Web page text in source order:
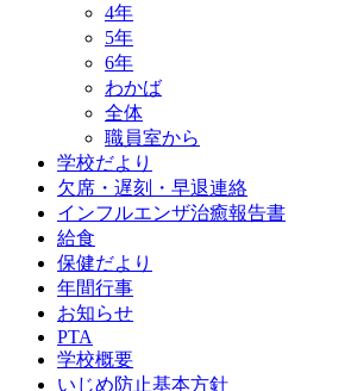
4年
5年
6年
わかば
全体
職員室から
学校だより
欠席・遅刻・早退連絡
インフルエンザ治癒報告書
給食
保健だより
年間行事
お知らせ
PTA
学校概要
いじめ防止基本方針